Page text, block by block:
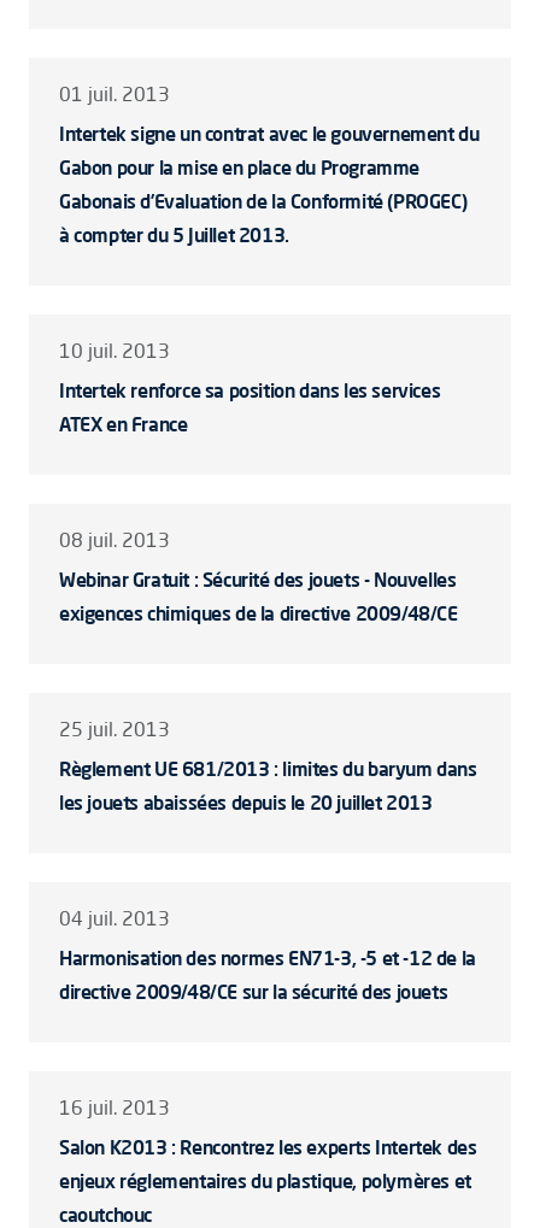
01 juil. 2013
Intertek signe un contrat avec le gouvernement du
Gabon pour la mise en place du Programme
Gabonais d’Evaluation de la Conformité (PROGEC)
à compter du 5 Juillet 2013.
10 juil. 2013
Intertek renforce sa position dans les services
ATEX en France
08 juil. 2013
Webinar Gratuit : Sécurité des jouets - Nouvelles
exigences chimiques de la directive 2009/48/CE
25 juil. 2013
Règlement UE 681/2013 : limites du baryum dans
les jouets abaissées depuis le 20 juillet 2013
04 juil. 2013
Harmonisation des normes EN71-3, -5 et -12 de la
directive 2009/48/CE sur la sécurité des jouets
16 juil. 2013
Salon K2013 : Rencontrez les experts Intertek des
enjeux réglementaires du plastique, polymères et
caoutchouc